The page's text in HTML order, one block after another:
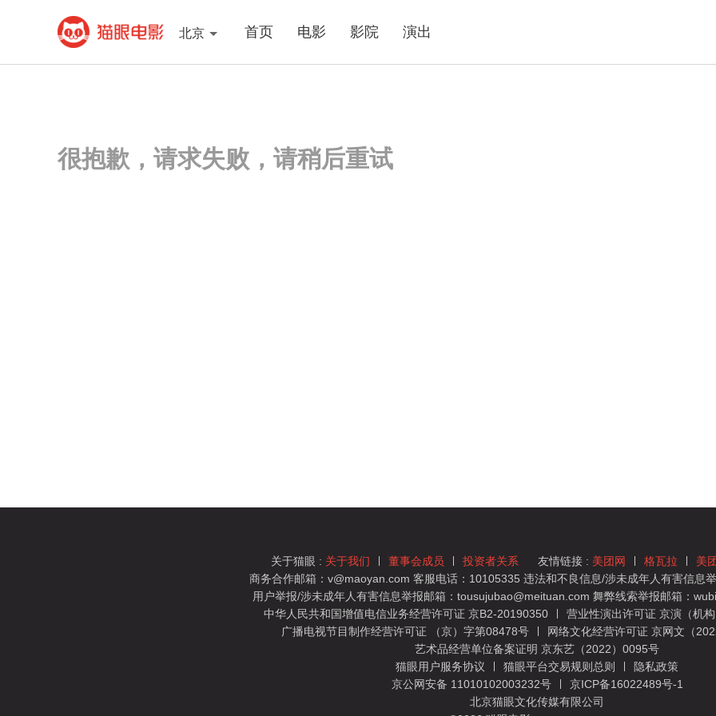
北京 首页 电影 影院 演出
很抱歉，请求失败，请稍后重试
关于猫眼 : 关于我们 董事会成员 投资者关系 友情链接 : 美团网 格瓦拉 美
商务合作邮箱：v@maoyan.com 客服电话：10105335 违法和不良信息/涉未成年人有害信息
用户举报/涉未成年人有害信息举报邮箱：tousujubao@meituan.com 舞弊线索举报邮箱：
中华人民共和国增值电信业务经营许可证 京B2-20190350
营业性演出许可证 京演（机
广播电视节目制作经营许可证 （京）字第08478号
网络文化经营许可证 京网文（
艺术品经营单位备案证明 京东艺（2022）0095号
猫眼用户服务协议
猫眼平台交易规则总则
隐私政策
京公网安备 11010102003232号
京ICP备16022489号-1
北京猫眼文化传媒有限公司